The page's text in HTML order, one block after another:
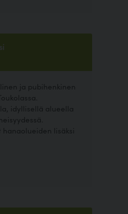
ja pubihenkinen
idyllisellä alueella
lisäksi